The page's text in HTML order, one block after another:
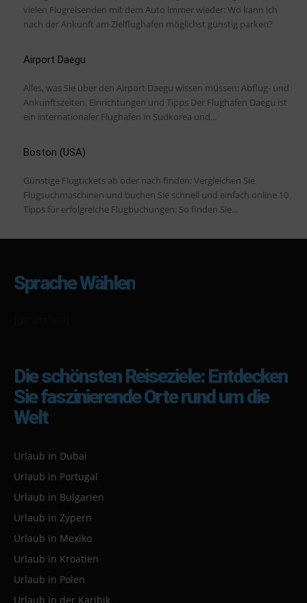
vielen Flugreisenden mit dem Auto immer wieder: Wo kann ich
nach der Ankunft am Zielflughafen möglichst günstig parken?
Airport Daegu
Alles, was Sie über den Airport Daegu wissen müssen: Abflug- und
Ankunftszeiten, Einrichtungen und Tipps Der Flughafen Daegu ist
ein internationaler Flughafen in Südkorea und...
Boston (USA)
Günstige Flugtickets ab oder nach finden: Vergleichen Sie
Flugsuchmaschinen und buchen Sie schnell und einfach online 10
Tipps für erfolgreiche Flugbuchungen: So finden Sie...
Sprache Wählen
Die schönsten Reiseziele: Entdecken
Sie faszinierende Orte rund um die
Welt
Urlaub in Dubai
Urlaub in Portugal
Urlaub in Bulgarien
Urlaub in Zypern
Urlaub in Mexiko
Urlaub in Kroatien
Urlaub in Polen
Urlaub in der Karibik